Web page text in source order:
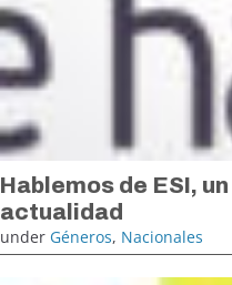
Hablemos de ESI,
actualidad
under Géneros, Nacionales